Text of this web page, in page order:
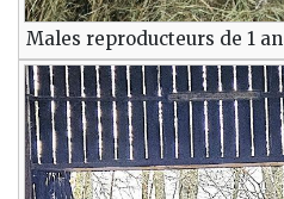
Males reproducteurs de 1 an